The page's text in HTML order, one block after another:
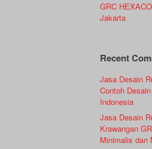
GRC
Jakarta
Recent
Jasa Desain
Contoh
Indonesia
Jasa Desain
Krawangan
Minimalis dan